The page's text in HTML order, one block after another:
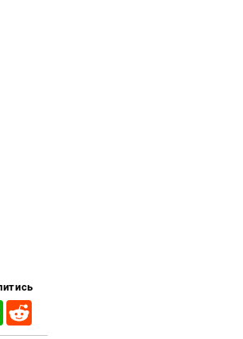
WhatsApp